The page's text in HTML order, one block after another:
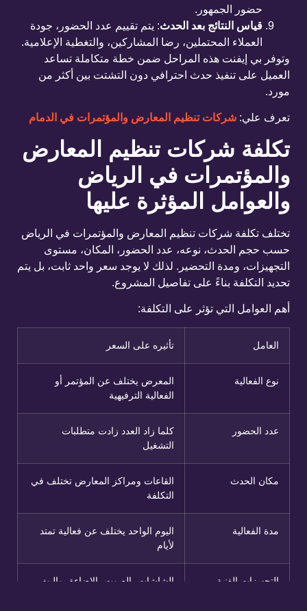
حضور الجمهور.
قياس النتائج بعد الحدث: يتم تقييم عدد الحضور، جودة
العملاء المحتملين، رضا المشاركين، والتغطية الإعلامية.
وتوفر بي إيفنت هذه المراحل ضمن خطة متكاملة تساعد
العميل على تنفيذ حدث احترافي دون التشتت بين أكثر من
مورد.
تعرف علي: شركات تنظيم المعارض والمؤتمرات في الدمام
تكلفة شركات تنظيم المعارض
والمؤتمرات في الرياض
والعوامل المؤثرة عليها
تختلف تكلفة شركات تنظيم المعارض والمؤتمرات في الرياض
حسب حجم الحدث، نوعه، عدد الحضور، المكان، مستوى
التجهيزات، ومدة التحضير. لذلك لا يوجد سعر واحد ثابت، بل يتم
تحديد التكلفة بناءً على تفاصيل المشروع.
أهم العوامل التي تؤثر على التكلفة:
العامل تأثيره على السعر
نوع الفعالية
المعرض يختلف عن المؤتمر أو
الفعالية الترفيهية
عدد الحضور
كلما زاد العدد زادت متطلبات
التشغيل
مكان الحدث
القاعات ومراكز المعارض تختلف في
التكلفة
مدة الفعالية
اليوم الواحد يختلف عن فعالية تمتد
لأيام
التجهيزات الفنية
الشاشات، الصوت، الإضاءة، والبث